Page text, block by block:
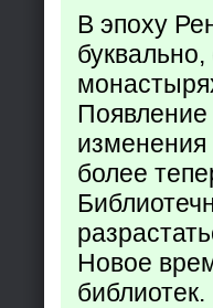
В эпоху
Появление
изменения
более
Новое
библиотек.